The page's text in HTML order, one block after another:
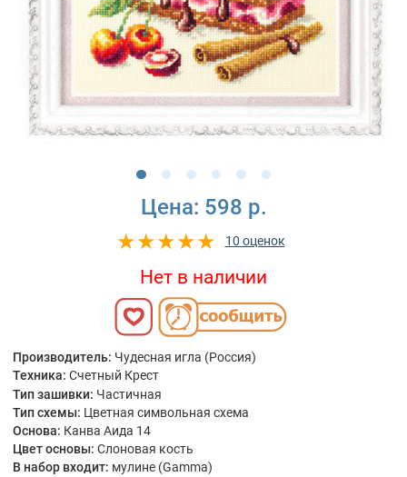
Цена: 598 р.
10 оценок
Нет в наличии
Производитель: Чудесная игла (Россия)
Техника: Счетный Крест
Тип зашивки: Частичная
Тип схемы: Цветная символьная схема
Основа: Канва Аида 14
Цвет основы: Слоновая кость
В набор входит: мулине (Gamma)